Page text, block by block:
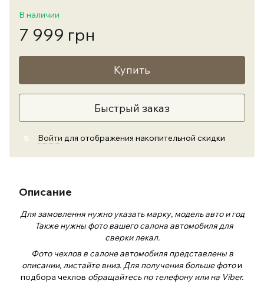
В наличии
7 999 грн
Купить
Быстрый заказ
% Войти для отображения накопительной скидки
Описание
Для замовлення нужно указать марку, модель авто и год
Также нужны фото вашего салона автомобиля для
сверки лекал.
Фото чехлов в салоне автомобиля представлены в
описании, листайте вниз. Для получения больше фотои
подбора чехлов обращайтесь по телефону или на Viber.